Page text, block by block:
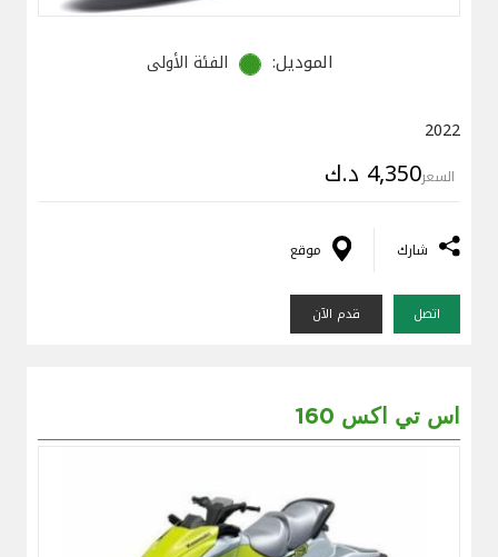
الموديل: الفئة الأولى
2022
السعر4,350 د.ك
شارك موقع
اتصل قدم الآن
اس تي اكس 160